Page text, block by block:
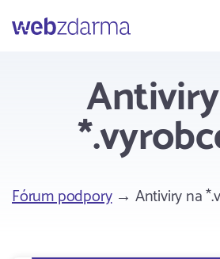
Webzdarma
Fórum podpory→ Antiviry na